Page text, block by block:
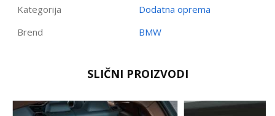
Kategorija
Dodatna oprema
Brend
BMW
Email
SLIČNI PROIZVODI